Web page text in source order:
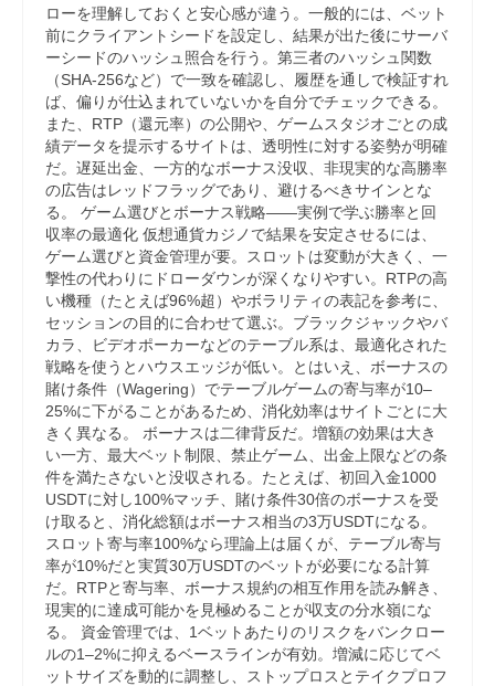
ローを理解しておくと安心感が違う。一般的には、ベット
前にクライアントシードを設定し、結果が出た後にサーバ
ーシードのハッシュ照合を行う。第三者のハッシュ関数
（SHA-256など）で一致を確認し、履歴を通しで検証すれ
ば、偏りが仕込まれていないかを自分でチェックできる。
また、RTP（還元率）の公開や、ゲームスタジオごとの成
績データを提示するサイトは、透明性に対する姿勢が明確
だ。遅延出金、一方的なボーナス没収、非現実的な高勝率
の広告はレッドフラッグであり、避けるべきサインとな
る。 ゲーム選びとボーナス戦略――実例で学ぶ勝率と回
収率の最適化 仮想通貨カジノで結果を安定させるには、
ゲーム選びと資金管理が要。スロットは変動が大きく、一
撃性の代わりにドローダウンが深くなりやすい。RTPの高
い機種（たとえば96%超）やボラリティの表記を参考に、
セッションの目的に合わせて選ぶ。ブラックジャックやバ
カラ、ビデオポーカーなどのテーブル系は、最適化された
戦略を使うとハウスエッジが低い。とはいえ、ボーナスの
賭け条件（Wagering）でテーブルゲームの寄与率が10–
25%に下がることがあるため、消化効率はサイトごとに大
きく異なる。 ボーナスは二律背反だ。増額の効果は大き
い一方、最大ベット制限、禁止ゲーム、出金上限などの条
件を満たさないと没収される。たとえば、初回入金1000
USDTに対し100%マッチ、賭け条件30倍のボーナスを受
け取ると、消化総額はボーナス相当の3万USDTになる。
スロット寄与率100%なら理論上は届くが、テーブル寄与
率が10%だと実質30万USDTのベットが必要になる計算
だ。RTPと寄与率、ボーナス規約の相互作用を読み解き、
現実的に達成可能かを見極めることが収支の分水嶺にな
る。 資金管理では、1ベットあたりのリスクをバンクロー
ルの1–2%に抑えるベースラインが有効。増減に応じてベ
ットサイズを動的に調整し、ストップロスとテイクプロフ